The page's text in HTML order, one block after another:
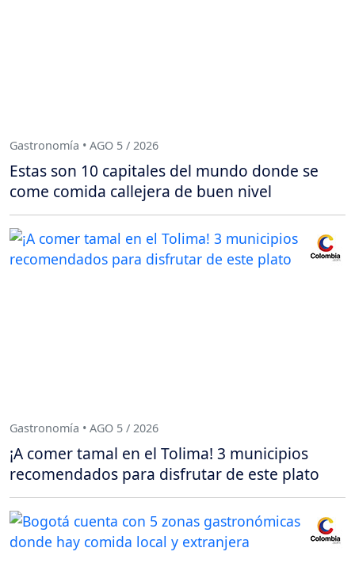
Gastronomía • AGO 5 / 2026
Estas son 10 capitales del mundo donde se
come comida callejera de buen nivel
Gastronomía • AGO 5 / 2026
¡A comer tamal en el Tolima! 3 municipios
recomendados para disfrutar de este plato